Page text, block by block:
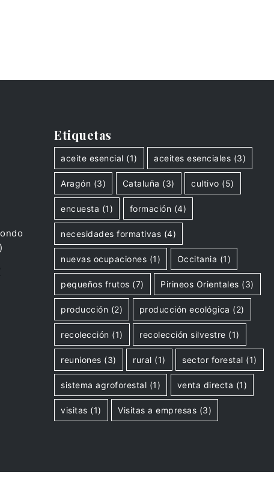
Etiquetas
aceite esencial (1) aceites esenciales (3)
Aragón (3) Cataluña (3) cultivo (5)
encuesta (1) formación (4)
necesidades formativas (4)
nuevas ocupaciones (1) Occitania (1)
pequeños frutos (7) Pirineos Orientales (3)
producción (2) producción ecológica (2)
recolección (1) recolección silvestre (1)
reuniones (3) rural (1) sector forestal (1)
sistema agroforestal (1) venta directa (1)
visitas (1) Visitas a empresas (3)